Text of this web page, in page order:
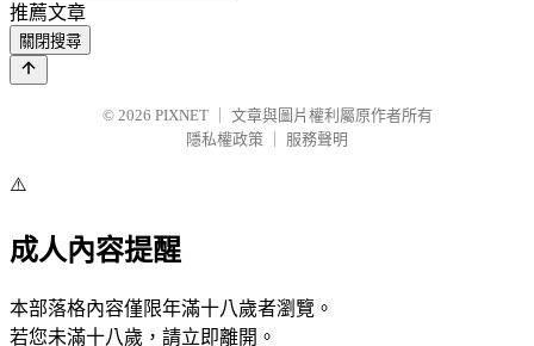
推薦文章
關閉搜尋
© 2026 PIXNET
文章與圖片權利屬原作者所有
隱私權政策
服務聲明
⚠️
成人內容提醒
本部落格內容僅限年滿十八歲者瀏覽。
若您未滿十八歲，請立即離開。